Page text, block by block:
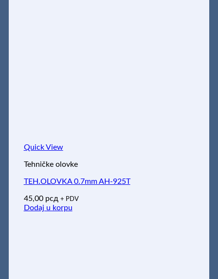
Quick View
Tehničke olovke
TEH.OLOVKA 0.7mm AH-925T
45,00 рсд + PDV
Dodaj u korpu